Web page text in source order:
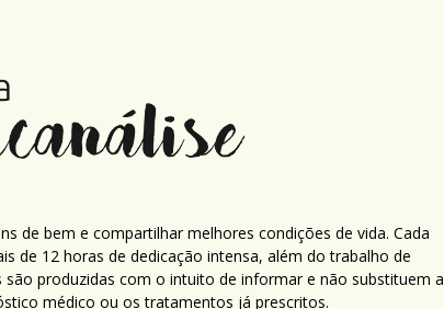
de bem e compartilhar melhores condições de vida. Cada
de 12 horas de dedicação intensa, além do trabalho de
produzidas com o intuito de informar e não substituem a
médico ou os tratamentos já prescritos.